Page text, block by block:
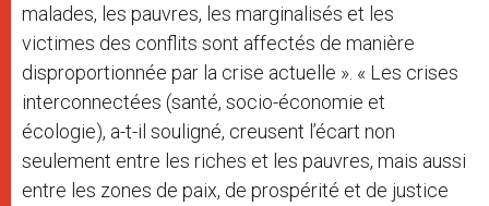
malades, les pauvres, les marginalisés et les
victimes des conflits sont affectés de manière
disproportionnée par la crise actuelle ». « Les crises
interconnectées (santé, socio-économie et
écologie), a-t-il souligné, creusent l’écart non
seulement entre les riches et les pauvres, mais aussi
entre les zones de paix, de prospérité et de justice